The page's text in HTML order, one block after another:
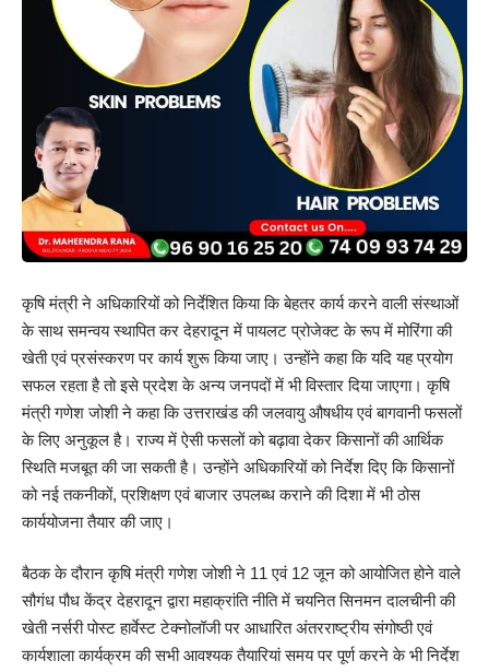
कृषि मंत्री ने अधिकारियों को निर्देशित किया कि बेहतर कार्य करने वाली संस्थाओं
के साथ समन्वय स्थापित कर देहरादून में पायलट प्रोजेक्ट के रूप में मोरिंगा की
खेती एवं प्रसंस्करण पर कार्य शुरू किया जाए। उन्होंने कहा कि यदि यह प्रयोग
सफल रहता है तो इसे प्रदेश के अन्य जनपदों में भी विस्तार दिया जाएगा। कृषि
मंत्री गणेश जोशी ने कहा कि उत्तराखंड की जलवायु औषधीय एवं बागवानी फसलों
के लिए अनुकूल है। राज्य में ऐसी फसलों को बढ़ावा देकर किसानों की आर्थिक
स्थिति मजबूत की जा सकती है। उन्होंने अधिकारियों को निर्देश दिए कि किसानों
को नई तकनीकों, प्रशिक्षण एवं बाजार उपलब्ध कराने की दिशा में भी ठोस
कार्ययोजना तैयार की जाए।
बैठक के दौरान कृषि मंत्री गणेश जोशी ने 11 एवं 12 जून को आयोजित होने वाले
सौगंध पौध केंद्र देहरादून द्वारा महाक्रांति नीति में चयनित सिनमन दालचीनी की
खेती नर्सरी पोस्ट हार्वेस्ट टेक्नोलॉजी पर आधारित अंतरराष्ट्रीय संगोष्ठी एवं
कार्यशाला कार्यक्रम की सभी आवश्यक तैयारियां समय पर पूर्ण करने के भी निर्देश